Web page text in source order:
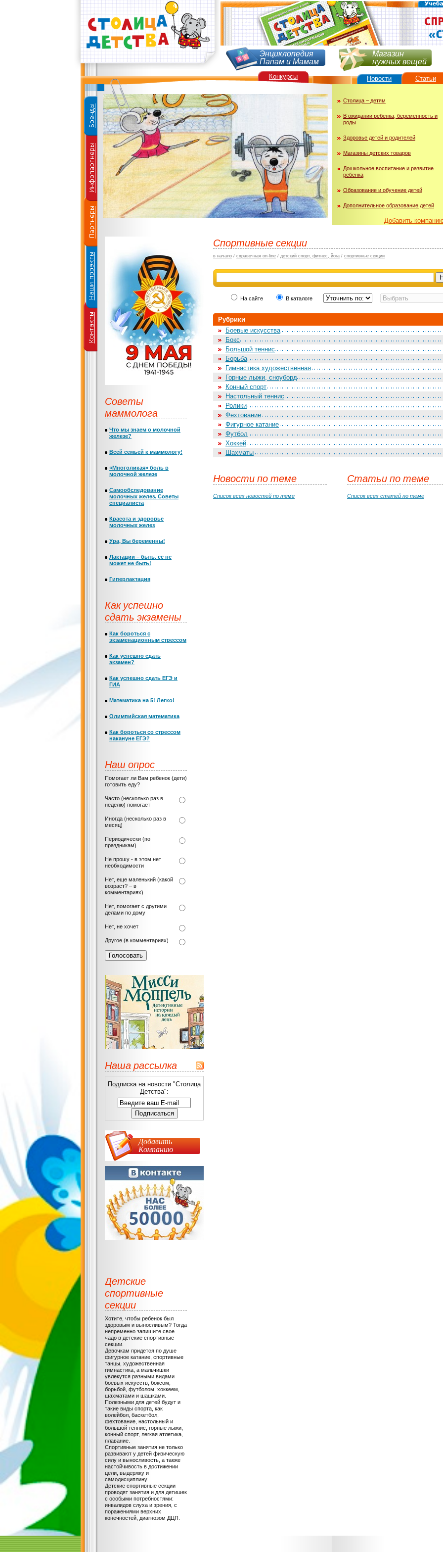
Энциклопедия
Папам и Мамам
Магазин
нужных вещей
Столица – детям
В ожидании ребенка, беременность и
роды
Здоровье детей и родителей
Магазины детских товаров
Дошкольное воспитание и развитие
ребенка
Образование и обучение детей
Дополнительное образование детей
Добавить
Спортивные секции
в начало / справочная on-line / детский спорт, фитнес, йога / спортивные секции
На сайте В каталоге
Рубрики
Боевые искусства
Бокс
Большой теннис
Борьба
Гимнастика художественная
Горные лыжи, сноуборд
Конный спорт
Настольный теннис
Ролики
Фехтование
Фигурное катание
Футбол
Хоккей
Шахматы
Новости по теме
Список всех новостей по теме
Статьи по теме
Список всех статей по теме
Советы
маммолога
Что мы знаем о молочной
железе?
Всей семьей к маммологу!
«Многоликая» боль в
молочной железе
Самообследование
молочных желез. Советы
специалиста
Красота и здоровье
молочных желез
Ура, Вы беременны!
Лактации – быть, её не
может не быть!
Гиперлактация
Как успешно
сдать экзамены
Как бороться с
экзаменационным стрессом
Как успешно сдать
экзамен?
Как успешно сдать ЕГЭ и
ГИА
Математика на 5! Легко!
Олимпийская математика
Как бороться со стрессом
накануне ЕГЭ?
Наш опрос
Помогает ли Вам ребенок (дети)
готовить еду?
Часто (несколько раз в
неделю) помогает
Иногда (несколько раз в
месяц)
Периодически (по
праздникам)
Не прошу - в этом нет
необходимости
Нет, еще маленький (какой
возраст? – в
комментариях)
Нет, помогает с другими
делами по дому
Нет, не хочет
Другое (в комментариях)
Наша рассылка
Подписка на новости "Столица
Детства":
Добавить
Компанию
Детские
спортивные
секции
Хотите, чтобы ребенок был
здоровым и выносливым? Тогда
непременно запишите свое
чадо в детские спортивные
секции.
Девочкам придется по душе
фигурное катание, спортивные
танцы, художественная
гимнастика, а мальчишки
увлекутся разными видами
боевых искусств, боксом,
борьбой, футболом, хоккеем,
шахматами и шашками.
Полезными для детей будут и
такие виды спорта, как
волейбол, баскетбол,
фехтование, настольный и
большой теннис, горные лыжи,
конный спорт, легкая атлетика,
плавание.
Спортивные занятия не только
развивают у детей физическую
силу и выносливость, а также
настойчивость в достижении
цели, выдержку и
самодисциплину.
Детские спортивные секции
проводят занятия и для детишек
с особыми потребностями:
инвалидов слуха и зрения, с
поражениями верхних
конечностей, диагнозом ДЦП.
Конкурсы Новости Статьи